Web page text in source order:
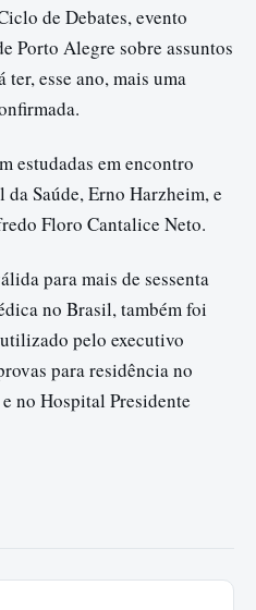
de Debates, evento
Porto Alegre sobre assuntos
ter, esse ano, mais uma
estudadas em encontro
Saúde, Erno Harzheim, e
Floro Cantalice Neto.
para mais de sessenta
no Brasil, também foi
pelo executivo
para residência no
no Hospital Presidente